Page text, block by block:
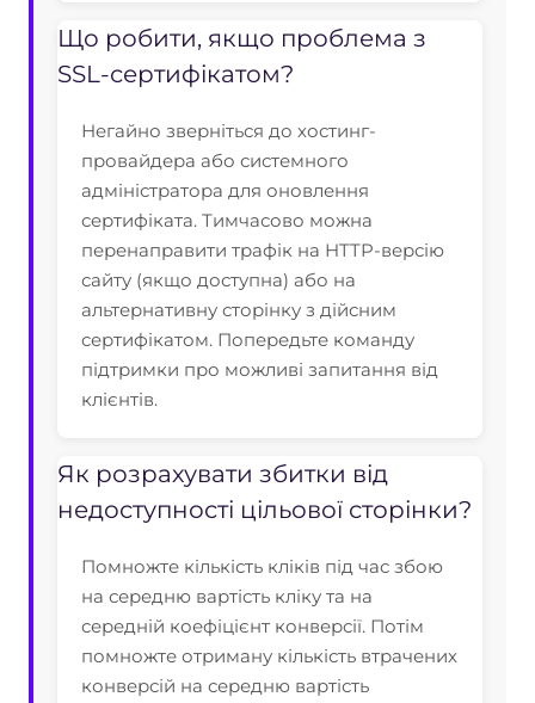
Що робити, якщо проблема з
SSL-сертифікатом?
Негайно зверніться до хостинг-
провайдера або системного
адміністратора для оновлення
сертифіката. Тимчасово можна
перенаправити трафік на HTTP-версію
сайту (якщо доступна) або на
альтернативну сторінку з дійсним
сертифікатом. Попередьте команду
підтримки про можливі запитання від
клієнтів.
Як розрахувати збитки від
недоступності цільової сторінки?
Помножте кількість кліків під час збою
на середню вартість кліку та на
середній коефіцієнт конверсії. Потім
помножте отриману кількість втрачених
конверсій на середню вартість